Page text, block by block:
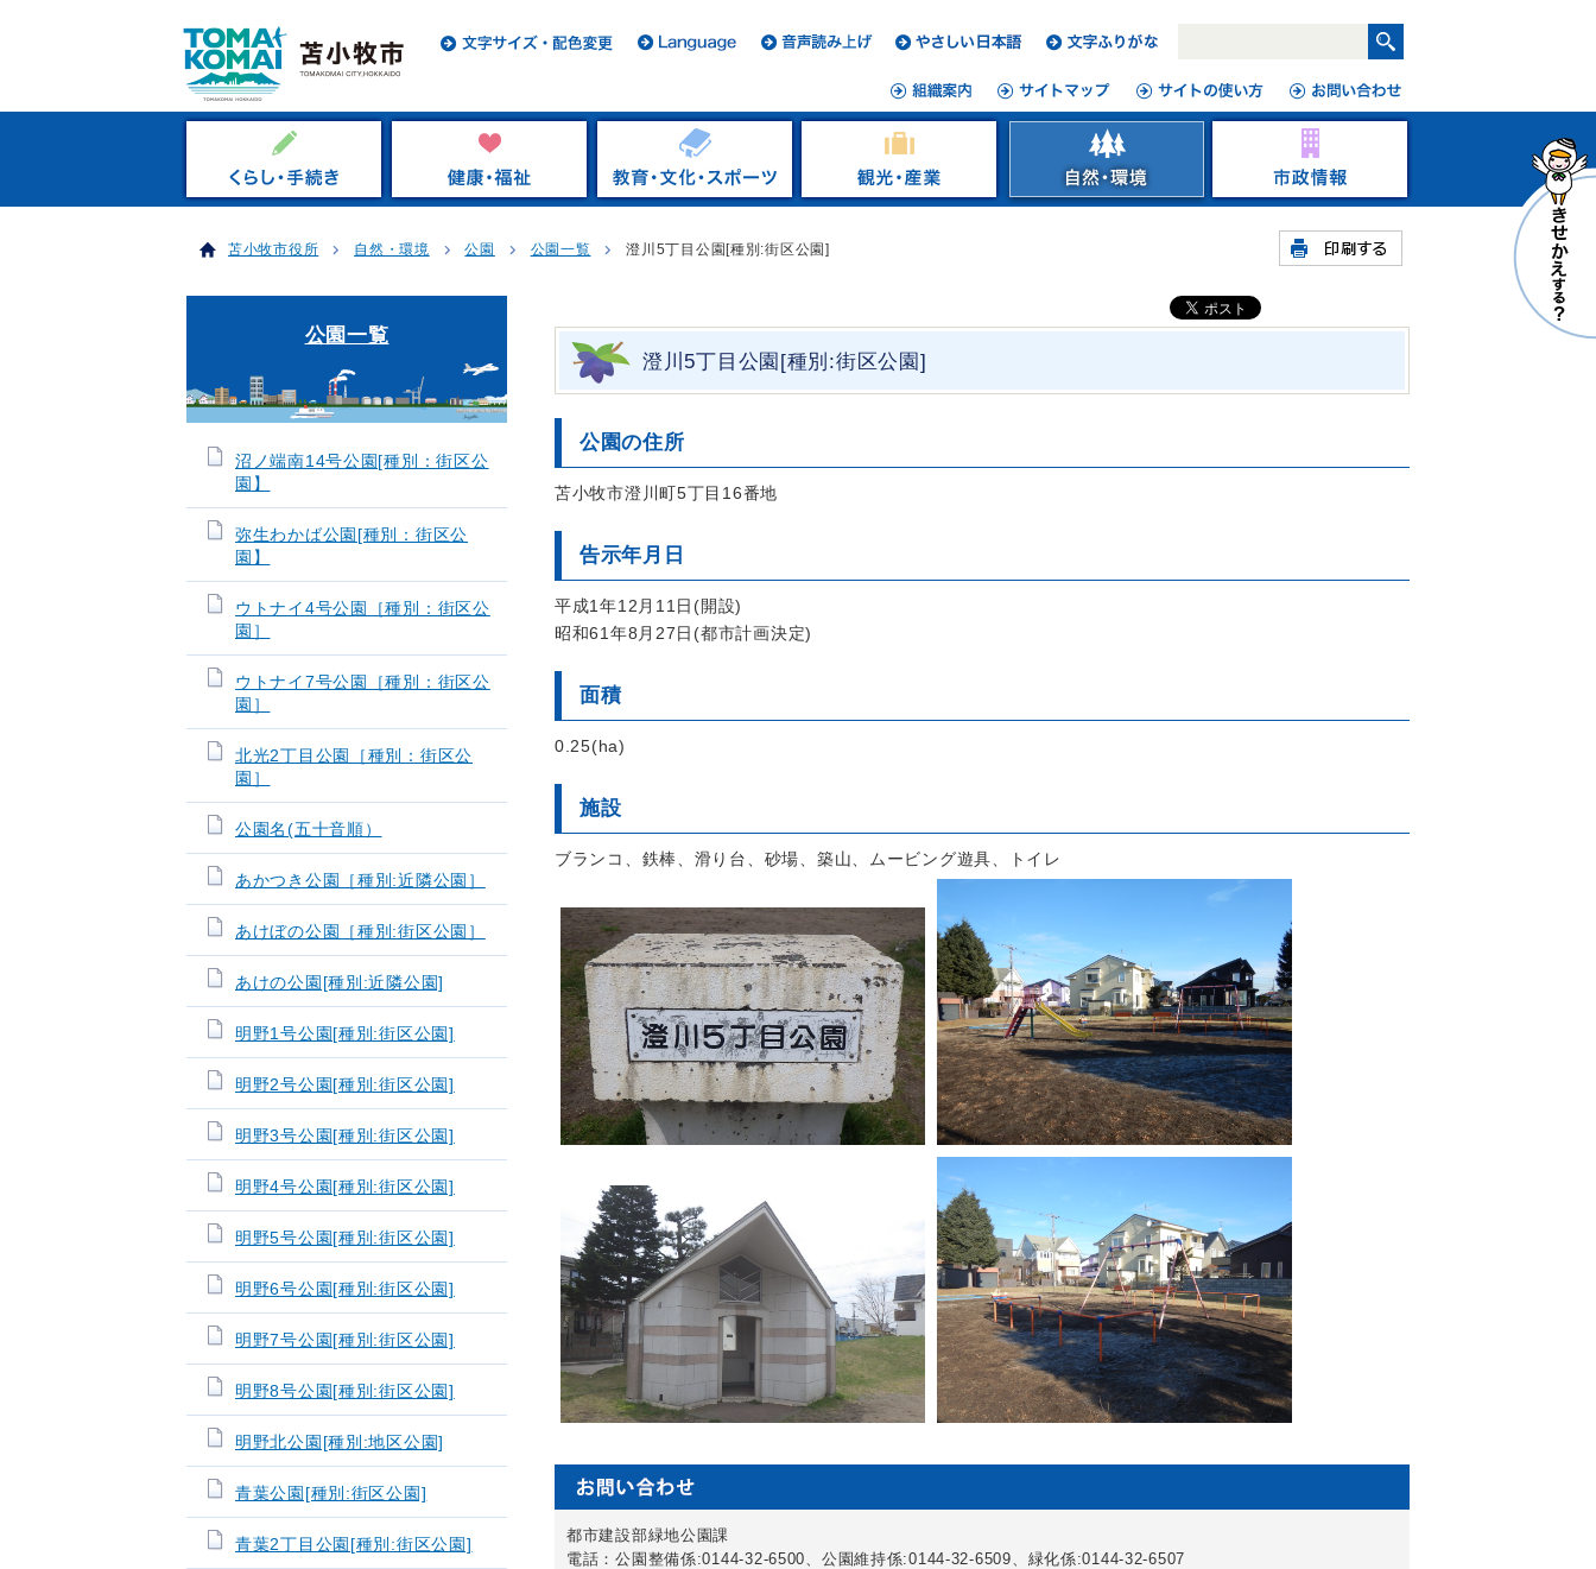
苫小牧市役所 自然・環境 公園 公園一覧 澄川5丁目公園[種別:街区公園]
澄川5丁目公園[種別:街区公園]
公園の住所
苫小牧市澄川町5丁目16番地
告示年月日
平成1年12月11日(開設)
昭和61年8月27日(都市計画決定)
面積
0.25(ha)
施設
ブランコ、鉄棒、滑り台、砂場、築山、ムービング遊具、トイレ
都市建設部緑地公園課
電話：公園整備係:0144-32-6500、公園維持係:0144-32-6509、緑化係:0144-32-6507
公園一覧
沼ノ端南14号公園[種別：街区公
園】
弥生わかば公園[種別：街区公
園】
ウトナイ4号公園［種別：街区公
園］
ウトナイ7号公園［種別：街区公
園］
北光2丁目公園［種別：街区公
園］
公園名(五十音順）
あかつき公園［種別:近隣公園］
あけぼの公園［種別:街区公園］
あけの公園[種別:近隣公園]
明野1号公園[種別:街区公園]
明野2号公園[種別:街区公園]
明野3号公園[種別:街区公園]
明野4号公園[種別:街区公園]
明野5号公園[種別:街区公園]
明野6号公園[種別:街区公園]
明野7号公園[種別:街区公園]
明野8号公園[種別:街区公園]
明野北公園[種別:地区公園]
青葉公園[種別:街区公園]
青葉2丁目公園[種別:街区公園]